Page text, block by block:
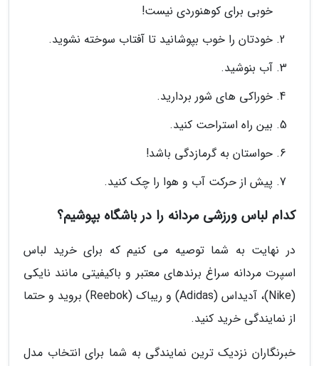
خوبی برای کوهنوردی نیست!
خودتان را خوب بپوشانید تا آفتاب سوخته نشوید.
آب بنوشید.
خوراکی های شور بردارید.
بین راه استراحت کنید.
حواستان به گرمازدگی باشد!
پیش از حرکت آب و هوا را چک کنید.
کدام لباس ورزشی مردانه را در باشگاه بپوشیم؟
در نهایت به شما توصیه می کنیم که برای خرید لباس
اسپرت مردانه سراغ برندهای معتبر و باکیفیتی مانند نایکی
(Nike)، آدیداس (Adidas) و ریباک (Reebok) بروید و حتما
از نمایندگی خرید کنید.
خبرنگاران نزدیک ترین نمایندگی به شما برای انتخاب مدل